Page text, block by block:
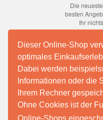
Dieser Online-Shop
optimales
Dabei werden
Informationen oder die
Ihrem Rechner
Ohne Cookies ist der
Die
besten
Ihr